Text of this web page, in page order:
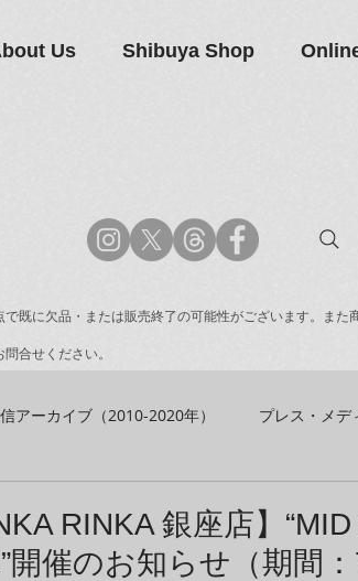
Us Shibuya Shop
既に欠品・または販売終了の可能性がございます。また
合せください。
アーカイブ（2010-2020年） プレス・メデ
RINKA 銀座店】
開催のお知らせ（期間